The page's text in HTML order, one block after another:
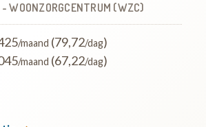
-WOONZORGCENTRUM (WZC)
/maand (79,72/dag)
/maand (67,22/dag)